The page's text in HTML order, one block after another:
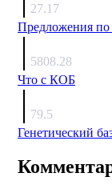
27.17
Предложения
5808.28
Что с КОБ
79.5
Генетический